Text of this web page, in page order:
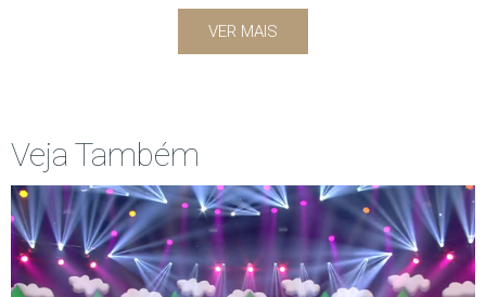
VER MAIS
Veja Também